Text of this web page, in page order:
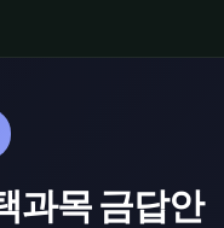
과목 금답안